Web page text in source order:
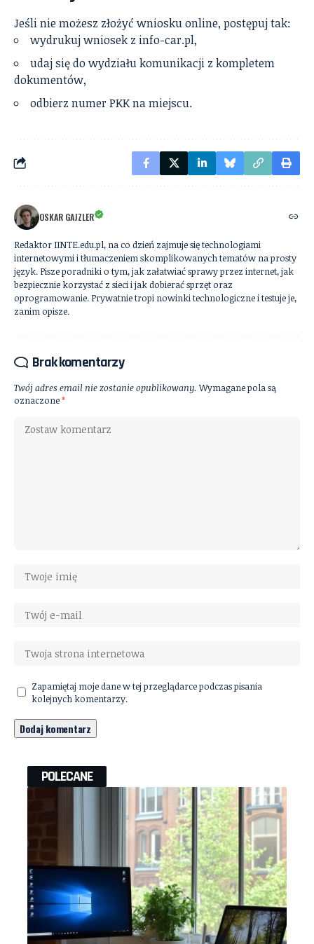
Jeśli nie możesz złożyć wniosku online, postępuj tak:
wydrukuj wniosek z info-car.pl,
udaj się do wydziału komunikacji z kompletem
dokumentów,
odbierz numer PKK na miejscu.
OSKAR GAJZLER
Redaktor IINTE.edu.pl, na co dzień zajmuje się technologiami
internetowymi i tłumaczeniem skomplikowanych tematów na prosty
język. Pisze poradniki o tym, jak załatwiać sprawy przez internet, jak
bezpiecznie korzystać z sieci i jak dobierać sprzęt oraz
oprogramowanie. Prywatnie tropi nowinki technologiczne i testuje je,
zanim opisze.
Brak komentarzy
Twój adres email nie zostanie opublikowany. Wymagane pola są
oznaczone*
Zapamiętaj moje dane w tej przeglądarce podczas pisania
kolejnych komentarzy.
POLECANE